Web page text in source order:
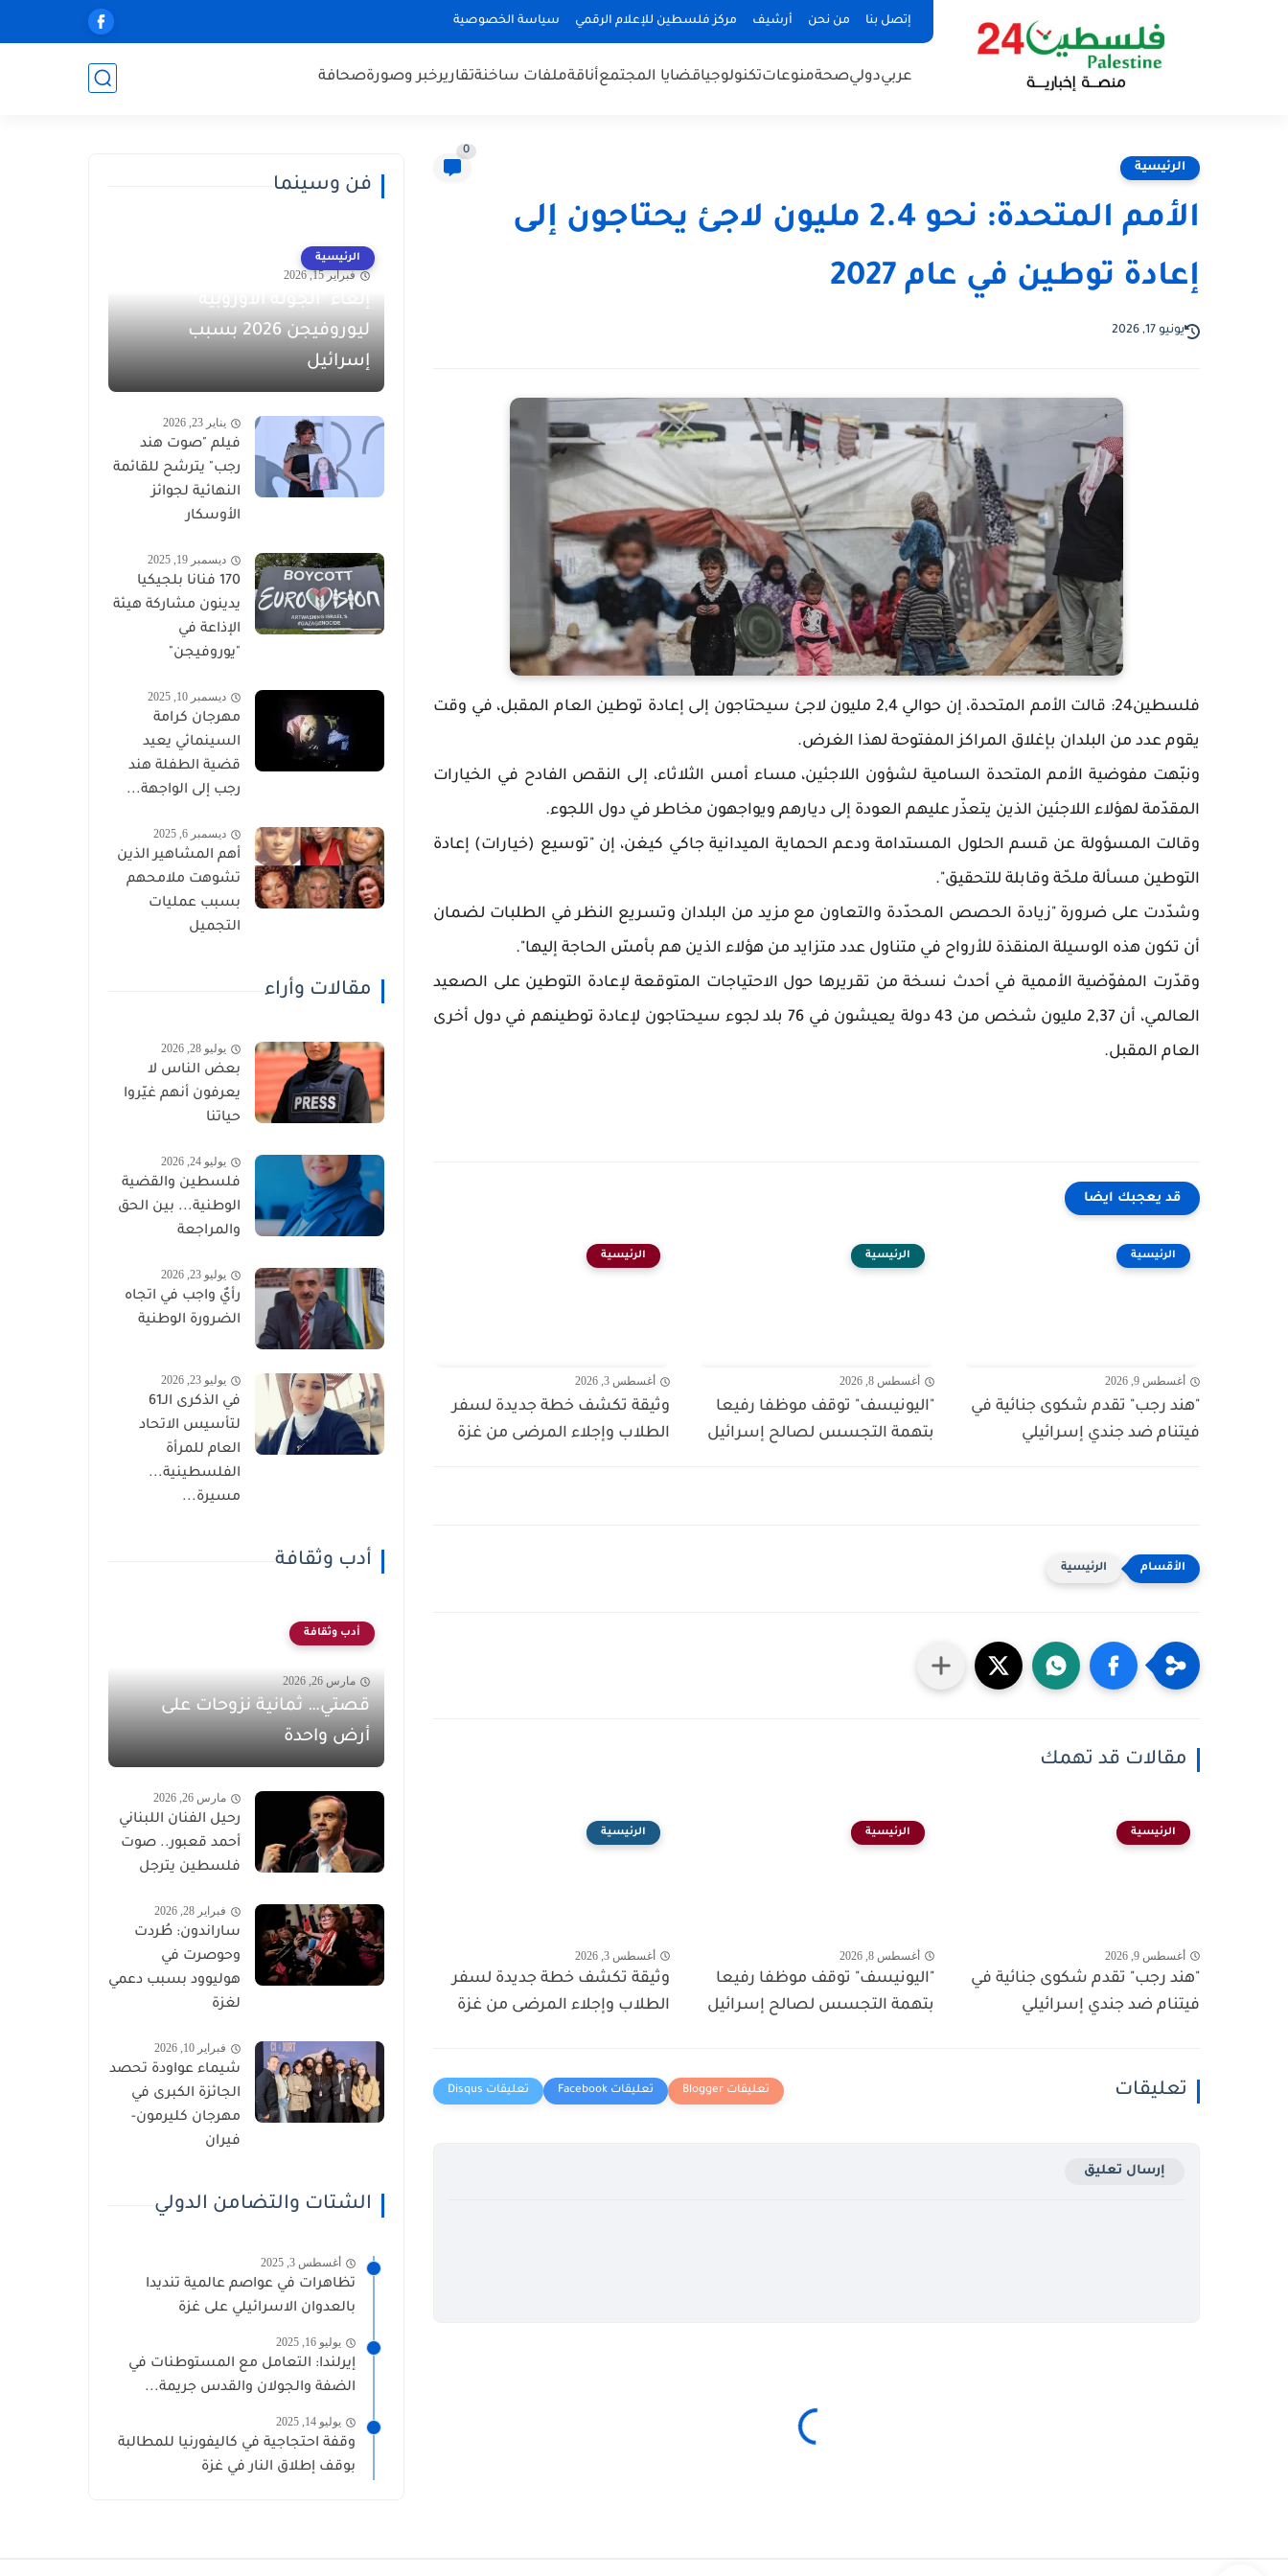
إتصل بنا من نحن أرشيف مركز فلسطين للإعلام الرقمي سياسة الخصوصية
عربيدوليصحةمنوعاتتكنولوجياقضايا المجتمعأناقةملفات ساخنةتقاريرخبر وصورةصحافة
الرئيسية
0
الأمم المتحدة: نحو 2.4 مليون لاجئ يحتاجون إلى
إعادة توطين في عام 2027
يونيو 17, 2026
فلسطين24: قالت الأمم المتحدة، إن حوالي 2,4 مليون لاجئ سيحتاجون إلى إعادة توطين العام المقبل، في وقت
يقوم عدد من البلدان بإغلاق المراكز المفتوحة لهذا الغرض.
ونبّهت مفوضية الأمم المتحدة السامية لشؤون اللاجئين، مساء أمس الثلاثاء، إلى النقص الفادح في الخيارات
المقدّمة لهؤلاء اللاجئين الذين يتعذّر عليهم العودة إلى ديارهم ويواجهون مخاطر في دول اللجوء.
وقالت المسؤولة عن قسم الحلول المستدامة ودعم الحماية الميدانية جاكي كيغن، إن "توسيع (خيارات) إعادة
التوطين مسألة ملحّة وقابلة للتحقيق".
وشدّدت على ضرورة "زيادة الحصص المحدّدة والتعاون مع مزيد من البلدان وتسريع النظر في الطلبات لضمان
أن تكون هذه الوسيلة المنقذة للأرواح في متناول عدد متزايد من هؤلاء الذين هم بأمسّ الحاجة إليها".
وقدّرت المفوّضية الأممية في أحدث نسخة من تقريرها حول الاحتياجات المتوقعة لإعادة التوطين على الصعيد
العالمي، أن 2,37 مليون شخص من 43 دولة يعيشون في 76 بلد لجوء سيحتاجون لإعادة توطينهم في دول أخرى
العام المقبل.
قد يعجبك ايضا
الرئيسية
أغسطس 9, 2026
"هند رجب" تقدم شكوى جنائية في
فيتنام ضد جندي إسرائيلي
الرئيسية
أغسطس 8, 2026
"اليونيسف" توقف موظفا رفيعا
بتهمة التجسس لصالح إسرائيل
الرئيسية
أغسطس 3, 2026
وثيقة تكشف خطة جديدة لسفر
الطلاب وإجلاء المرضى من غزة
الرئيسية
مقالات قد تهمك
الرئيسية
أغسطس 9, 2026
"هند رجب" تقدم شكوى جنائية في
فيتنام ضد جندي إسرائيلي
الرئيسية
أغسطس 8, 2026
"اليونيسف" توقف موظفا رفيعا
بتهمة التجسس لصالح إسرائيل
الرئيسية
أغسطس 3, 2026
وثيقة تكشف خطة جديدة لسفر
الطلاب وإجلاء المرضى من غزة
تعليقات
إرسال تعليق
فن وسينما
الرئيسية
فبراير 15, 2026
إلغاء "الجولة الأوروبية"
ليوروفيجن 2026 بسبب
إسرائيل
يناير 23, 2026
فيلم "صوت هند
رجب" يترشح للقائمة
النهائية لجوائز
الأوسكار
ديسمبر 19, 2025
170 فنانا بلجيكيا
يدينون مشاركة هيئة
الإذاعة في
"يوروفيجن"
ديسمبر 10, 2025
مهرجان كرامة
السينمائي يعيد
قضية الطفلة هند
رجب إلى الواجهة...
ديسمبر 6, 2025
أهم المشاهير الذين
تشوهت ملامحهم
بسبب عمليات
التجميل
مقالات وأراء
يوليو 28, 2026
بعض الناس لا
يعرفون أنهم غيّروا
حياتنا
يوليو 24, 2026
فلسطين والقضية
الوطنية... بين الحق
والمراجعة
يوليو 23, 2026
رأيٌ واجب في اتجاه
الضرورة الوطنية
يوليو 23, 2026
في الذكرى الـ61
لتأسيس الاتحاد
العام للمرأة
الفلسطينية...
مسيرة...
أدب وثقافة
أدب وثقافة
مارس 26, 2026
قصتي… ثمانية نزوحات على
أرض واحدة
مارس 26, 2026
رحيل الفنان اللبناني
أحمد قعبور.. صوت
فلسطين يترجل
فبراير 28, 2026
ساراندون: طُردت
وحوصرت في
هوليوود بسبب دعمي
لغزة
فبراير 10, 2026
شيماء عواودة تحصد
الجائزة الكبرى في
مهرجان كليرمون-
فيران
الشتات والتضامن الدولي
أغسطس 3, 2025
تظاهرات في عواصم عالمية تنديدا
بالعدوان الاسرائيلي على غزة
يوليو 16, 2025
إيرلندا: التعامل مع المستوطنات في
الضفة والجولان والقدس جريمة...
يوليو 14, 2025
وقفة احتجاجية في كاليفورنيا للمطالبة
بوقف إطلاق النار في غزة